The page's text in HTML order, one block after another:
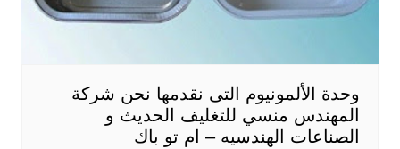
وحدة الألمونيوم التى نقدمها نحن شركة
المهندس منسي للتغليف الحديث و
الصناعات الهندسيه – ام تو باك